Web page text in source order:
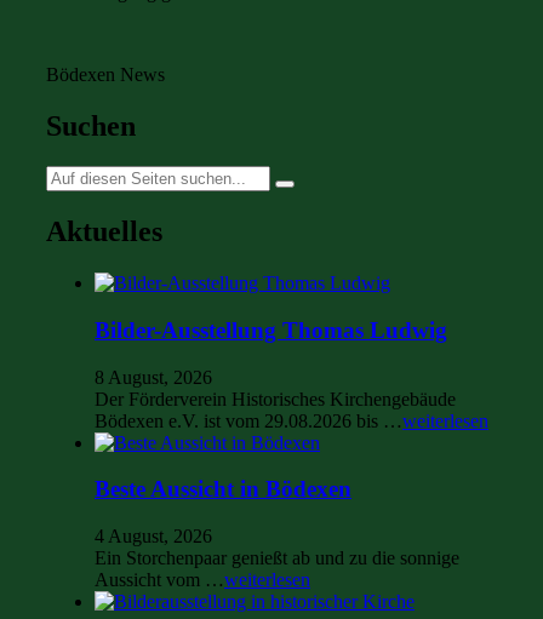
Bödexen News
Suchen
Suche
nach:
Aktuelles
Bilder-Ausstellung Thomas Ludwig
8 August, 2026
Der Förderverein Historisches Kirchengebäude
Bödexen e.V. ist vom 29.08.2026 bis …weiterlesen
Beste Aussicht in Bödexen
4 August, 2026
Ein Storchenpaar genießt ab und zu die sonnige
Aussicht vom …weiterlesen